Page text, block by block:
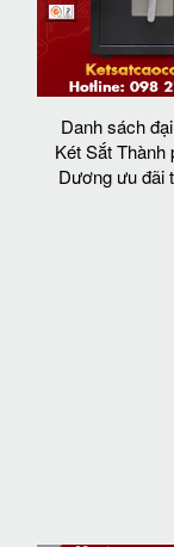
Danh sách
Két Sắt Thành
Dương ưu đãi